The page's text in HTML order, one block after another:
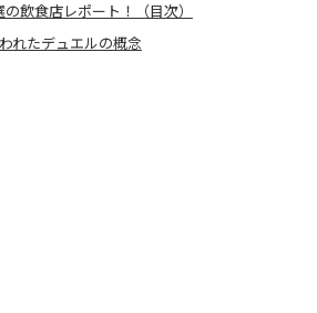
飲食店レポート！（目次）
れたデュエルの概念